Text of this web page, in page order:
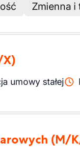
Zmienna i
umowy stałej
(M/